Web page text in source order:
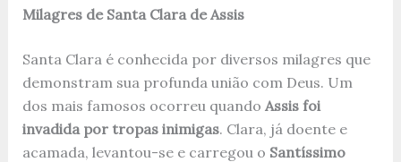
Milagres de Santa Clara de Assis
Santa Clara é conhecida por diversos milagres que
demonstram sua profunda união com Deus. Um
dos mais famosos ocorreu quando Assis foi
invadida por tropas inimigas. Clara, já doente e
acamada, levantou-se e carregou o Santíssimo